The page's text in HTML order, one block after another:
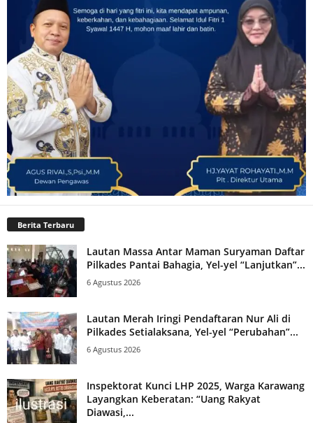
Berita Terbaru
Lautan Massa Antar Maman Suryaman Daftar
Pilkades Pantai Bahagia, Yel-yel “Lanjutkan”...
6 Agustus 2026
Lautan Merah Iringi Pendaftaran Nur Ali di
Pilkades Setialaksana, Yel-yel “Perubahan”...
6 Agustus 2026
Inspektorat Kunci LHP 2025, Warga Karawang
Layangkan Keberatan: “Uang Rakyat
Diawasi,...